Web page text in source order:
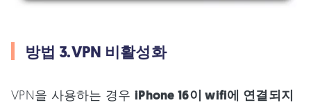
방법 3.VPN 비활성화
VPN을 사용하는 경우 iPhone 16이 wifi에 연결되지